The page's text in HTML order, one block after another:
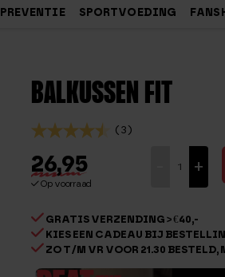
PREVENTIE SPORTVOEDING
BALKUSSEN FIT
(3)
26,95
Op voorraad
+
GRATIS VERZENDING > €40,-
KIES EEN CADEAU BIJ
ZO T/M VR VOOR 21.30 BESTELD,